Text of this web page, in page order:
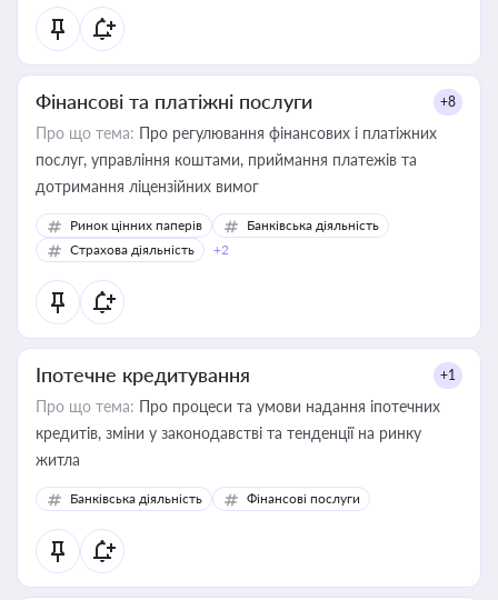
Фінансові та платіжні послуги +8
Про що тема: Про регулювання фінансових і платіжних
послуг, управління коштами, приймання платежів та
дотримання ліцензійних вимог
Ринок цінних паперів
Банківська діяльність
Страхова діяльність
+2
Іпотечне кредитування +1
Про що тема: Про процеси та умови надання іпотечних
кредитів, зміни у законодавстві та тенденції на ринку
житла
Банківська діяльність Фінансові послуги